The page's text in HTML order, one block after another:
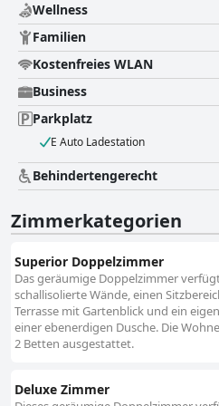
Wellness
Familien
Kostenfreies WLAN
Business
Parkplatz
E Auto Ladestation
Behindertengerecht
Zimmerkategorien
Superior Doppelzimmer
Das geräumige Doppelzimmer
schallisolierte Wände, einen
Terrasse mit Gartenblick und ein
einer ebenerdigen Dusche. Die
2 Betten ausgestattet.
Deluxe Zimmer